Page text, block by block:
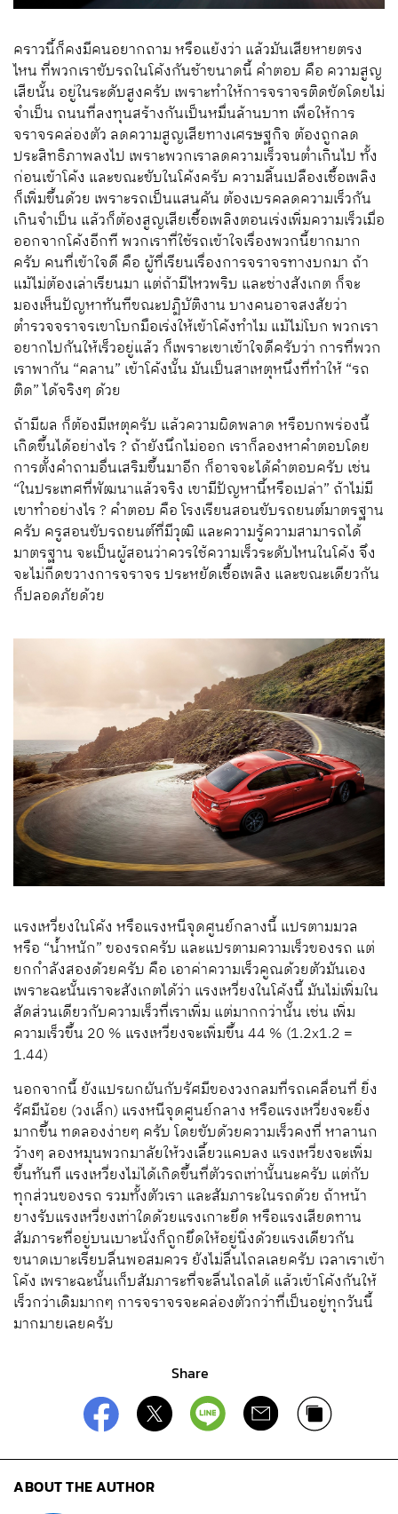
คราวนี้ก็คงมีคนอยากถาม หรือแย้งว่า แล้วมันเสียหายตรง
ไหน ที่พวกเราขับรถในโค้งกันช้าขนาดนี้ คำตอบ คือ ความสูญ
เสียนั้น อยู่ในระดับสูงครับ เพราะทำให้การจราจรติดขัดโดยไม่
จำเป็น ถนนที่ลงทุนสร้างกันเป็นหมื่นล้านบาท เพื่อให้การ
จราจรคล่องตัว ลดความสูญเสียทางเศรษฐกิจ ต้องถูกลด
ประสิทธิภาพลงไป เพราะพวกเราลดความเร็วจนต่ำเกินไป ทั้ง
ก่อนเข้าโค้ง และขณะขับในโค้งครับ ความสิ้นเปลืองเชื้อเพลิง
ก็เพิ่มขึ้นด้วย เพราะรถเป็นแสนคัน ต้องเบรคลดความเร็วกัน
เกินจำเป็น แล้วก็ต้องสูญเสียเชื้อเพลิงตอนเร่งเพิ่มความเร็วเมื่อ
ออกจากโค้งอีกที พวกเราที่ใช้รถเข้าใจเรื่องพวกนี้ยากมาก
ครับ คนที่เข้าใจดี คือ ผู้ที่เรียนเรื่องการจราจรทางบกมา ถ้า
แม้ไม่ต้องเล่าเรียนมา แต่ถ้ามีไหวพริบ และช่างสังเกต ก็จะ
มองเห็นปัญหาทันทีขณะปฏิบัติงาน บางคนอาจสงสัยว่า
ตำรวจจราจรเขาโบกมือเร่งให้เข้าโค้งทำไม แม้ไม่โบก พวกเรา
อยากไปกันให้เร็วอยู่แล้ว ก็เพราะเขาเข้าใจดีครับว่า การที่พวก
เราพากัน “คลาน” เข้าโค้งนั้น มันเป็นสาเหตุหนึ่งที่ทำให้ “รถ
ติด” ได้จริงๆ ด้วย
ถ้ามีผล ก็ต้องมีเหตุครับ แล้วความผิดพลาด หรือบกพร่องนี้
เกิดขึ้นได้อย่างไร ? ถ้ายังนึกไม่ออก เราก็ลองหาคำตอบโดย
การตั้งคำถามอื่นเสริมขึ้นมาอีก ก็อาจจะได้คำตอบครับ เช่น
“ในประเทศที่พัฒนาแล้วจริง เขามีปัญหานี้หรือเปล่า” ถ้าไม่มี
เขาทำอย่างไร ? คำตอบ คือ โรงเรียนสอนขับรถยนต์มาตรฐาน
ครับ ครูสอนขับรถยนต์ที่มีวุฒิ และความรู้ความสามารถได้
มาตรฐาน จะเป็นผู้สอนว่าควรใช้ความเร็วระดับไหนในโค้ง จึง
จะไม่กีดขวางการจราจร ประหยัดเชื้อเพลิง และขณะเดียวกัน
ก็ปลอดภัยด้วย
แรงเหวี่ยงในโค้ง หรือแรงหนีจุดศูนย์กลางนี้ แปรตามมวล
หรือ “น้ำหนัก” ของรถครับ และแปรตามความเร็วของรถ แต่
ยกกำลังสองด้วยครับ คือ เอาค่าความเร็วคูณด้วยตัวมันเอง
เพราะฉะนั้นเราจะสังเกตได้ว่า แรงเหวี่ยงในโค้งนี้ มันไม่เพิ่มใน
สัดส่วนเดียวกับความเร็วที่เราเพิ่ม แต่มากกว่านั้น เช่น เพิ่ม
ความเร็วขึ้น 20 % แรงเหวี่ยงจะเพิ่มขึ้น 44 % (1.2x1.2 =
1.44)
นอกจากนี้ ยังแปรผกผันกับรัศมีของวงกลมที่รถเคลื่อนที่ ยิ่ง
รัศมีน้อย (วงเล็ก) แรงหนีจุดศูนย์กลาง หรือแรงเหวี่ยงจะยิ่ง
มากขึ้น ทดลองง่ายๆ ครับ โดยขับด้วยความเร็วคงที่ หาลานก
ว้างๆ ลองหมุนพวกมาลัยให้วงเลี้ยวแคบลง แรงเหวี่ยงจะเพิ่ม
ขึ้นทันที แรงเหวี่ยงไม่ได้เกิดขึ้นที่ตัวรถเท่านั้นนะครับ แต่กับ
ทุกส่วนของรถ รวมทั้งตัวเรา และสัมภาระในรถด้วย ถ้าหน้า
ยางรับแรงเหวี่ยงเท่าใดด้วยแรงเกาะยึด หรือแรงเสียดทาน
สัมภาระที่อยู่บนเบาะนั่งก็ถูกยึดให้อยู่นิ่งด้วยแรงเดียวกัน
ขนาดเบาะเรียบลื่นพอสมควร ยังไม่ลื่นไถลเลยครับ เวลาเราเข้า
โค้ง เพราะฉะนั้นเก็บสัมภาระที่จะลื่นไถลได้ แล้วเข้าโค้งกันให้
เร็วกว่าเดิมมากๆ การจราจรจะคล่องตัวกว่าที่เป็นอยู่ทุกวันนี้
มากมายเลยครับ
Share
ABOUT THE AUTHOR